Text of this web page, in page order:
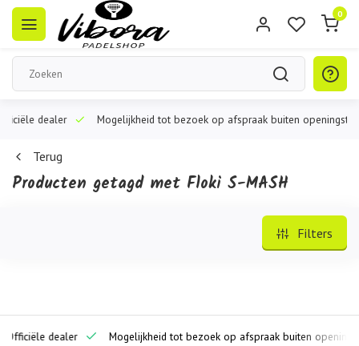
0
dealer Mogelijkheid tot bezoek op afspraak buiten openingstijden
Terug
Producten getagd met Floki S-MASH
Filters
dealer Mogelijkheid tot bezoek op afspraak buiten